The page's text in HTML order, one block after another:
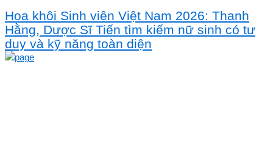
Hoa khôi Sinh viên Việt Nam 2026: Thanh
Hằng, Dược Sĩ Tiến tìm kiếm nữ sinh có tư
duy và kỹ năng toàn diện